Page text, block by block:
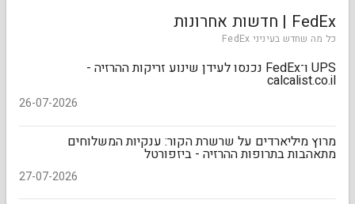
FedEx | חדשות אחרונות
כל מה שחדש בעיניני FedEx
UPS ו־FedEx נכנסו לעידן שינוע זריקות ההרזיה -
calcalist.co.il
26-07-2026
מרוץ מיליארדים על שרשרת הקור: ענקיות המשלוחים
מתאהבות בתרופות ההרזיה - ביזפורטל
27-07-2026